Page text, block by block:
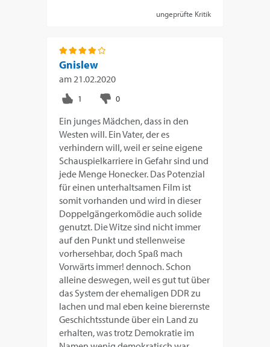
ungeprüfte Kritik
Gnislew
am21.02.2020
Ein junges Mädchen, dass in den
Westen will. Ein Vater, der es
verhindern will, weil er seine eigene
Schauspielkarriere in Gefahr sind und
jede Menge Honecker. Das Potenzial
für einen unterhaltsamen Film ist
somit vorhanden und wird in dieser
Doppelgängerkomödie auch solide
genutzt. Die Witze sind nicht immer
auf den Punkt und stellenweise
vorhersehbar, doch Spaß mach
Vorwärts immer! dennoch. Schon
alleine deswegen, weil es gut tut über
das System der ehemaligen DDR zu
lachen und mal eben keine bierernste
Geschichtsstunde über ein Land zu
erhalten, was trotz Demokratie im